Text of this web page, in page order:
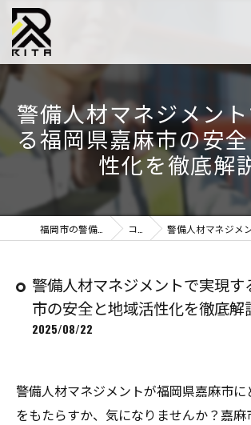
警備人材マネジメン
る福岡県嘉麻市の安
性化を徹底解
コラム 警備人材マネジメントで実現する福岡
警備人材マネジメントで実現す
市の安全と地域活性化を徹底解
2025/08/22
警備人材マネジメントが福岡県嘉麻市に
をもたらすか、気になりませんか？嘉